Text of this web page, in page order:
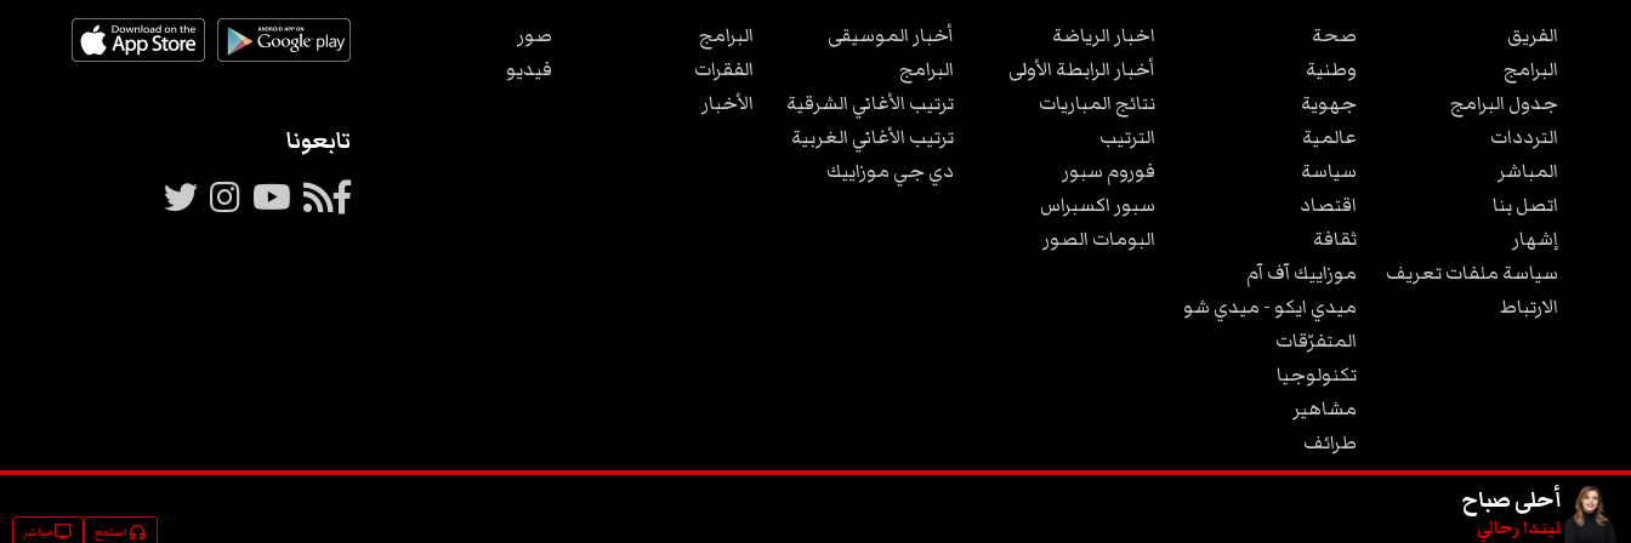
الفريق
البرامج
جدول البرامج
الترددات
المباشر
اتصل بنا
إشهار
سياسة ملفات تعريف
الارتباط
صحة
وطنية
جهوية
عالمية
سياسة
اقتصاد
ثقافة
موزاييك آف آم
ميدي ايكو - ميدي شو
المتفرّقات
تكنولوجيا
مشاهير
طرائف
مجتمع
اخبار الرياضة
أخبار الرابطة الأولى
نتائج المباريات
الترتيب
فوروم سبور
سبور اكسبراس
البومات الصور
أخبار الموسيقى
البرامج
ترتيب الأغاني الشرقية
ترتيب الأغاني الغربية
دي جي موزاييك
البرامج
الفقرات
الأخبار
صور
فيديو
تابعونا
أحلى صباح
ليندا رحالي headphones استمع tvمباشر